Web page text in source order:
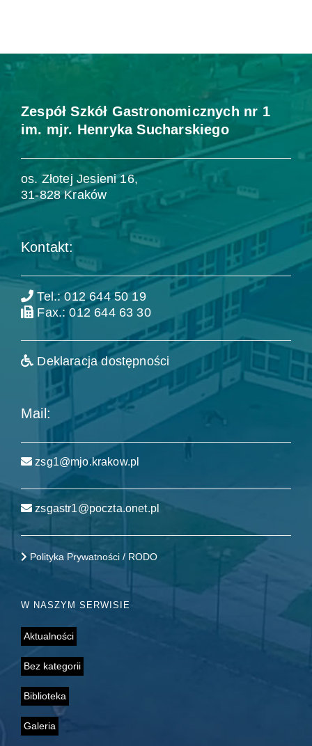
Zespół Szkół Gastronomicznych nr 1
im. mjr. Henryka Sucharskiego
os. Złotej Jesieni 16,
31-828 Kraków
Kontakt:
Tel.: 012 644 50 19
Fax.: 012 644 63 30
Deklaracja dostępności
Mail:
zsg1@mjo.krakow.pl
zsgastr1@poczta.onet.pl
Polityka Prywatności / RODO
W NASZYM SERWISIE
Aktualności
Bez kategorii
Biblioteka
Galeria